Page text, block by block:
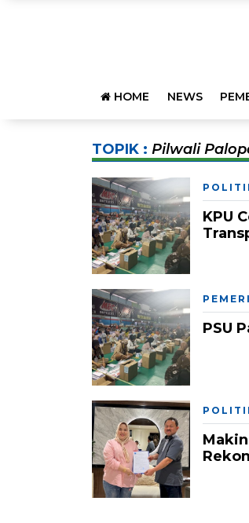
HOME NEWS
TOPIK : Pilwali
KPU
PSU